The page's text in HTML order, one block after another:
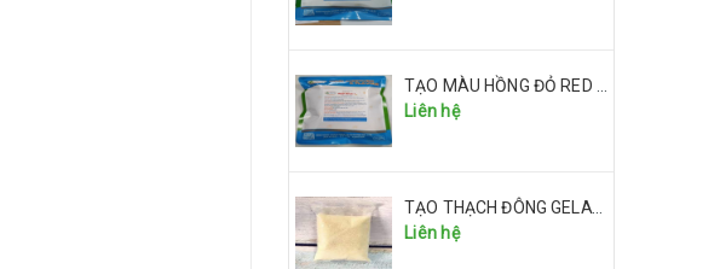
Liên hệ
TẠO THẠCH ĐÔNG GELATIN
Liên hệ